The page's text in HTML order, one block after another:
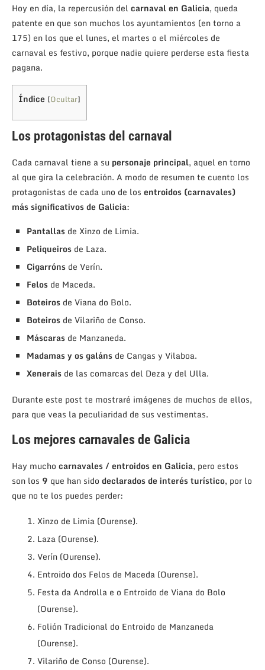
Hoy en día, la repercusión del carnaval en Galicia, queda
patente en que son muchos los ayuntamientos (en torno a
175) en los que el lunes, el martes o el miércoles de
carnaval es festivo, porque nadie quiere perderse esta fiesta
pagana.
Índice [Ocultar]
Los protagonistas del carnaval
Cada carnaval tiene a su personaje principal, aquel en torno
al que gira la celebración. A modo de resumen te cuento los
protagonistas de cada uno de los entroidos (carnavales)
más significativos de Galicia:
Pantallas de Xinzo de Limia.
Peliqueiros de Laza.
Cigarróns de Verín.
Felos de Maceda.
Boteiros de Viana do Bolo.
Boteiros de Vilariño de Conso.
Máscaras de Manzaneda.
Madamas y os galáns de Cangas y Vilaboa.
Xenerais de las comarcas del Deza y del Ulla.
Durante este post te mostraré imágenes de muchos de ellos,
para que veas la peculiaridad de sus vestimentas.
Los mejores carnavales de Galicia
Hay mucho carnavales / entroidos en Galicia, pero estos
son los 9 que han sido declarados de interés turístico, por lo
que no te los puedes perder:
Xinzo de Limia (Ourense).
Laza (Ourense).
Verín (Ourense).
Entroido dos Felos de Maceda (Ourense).
Festa da Androlla e o Entroido de Viana do Bolo
(Ourense).
Folión Tradicional do Entroido de Manzaneda
(Ourense).
Vilariño de Conso (Ourense).